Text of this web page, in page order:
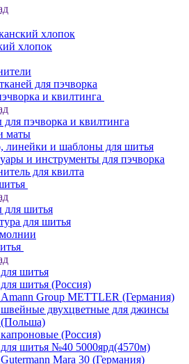
хлопок
хлопок
для пэчворка
и квилтинга
для пэчворка и квилтинга
маты
линейки и шаблоны для шитья
и инструменты для пэчворка
для квилта
для шитья
для шитья
шитья
шитья (Россия)
Group METTLER (Германия)
двухцветные для джинсы
(Россия)
шитья №40 5000ярд(4570м)
Mara 30 (Германия)